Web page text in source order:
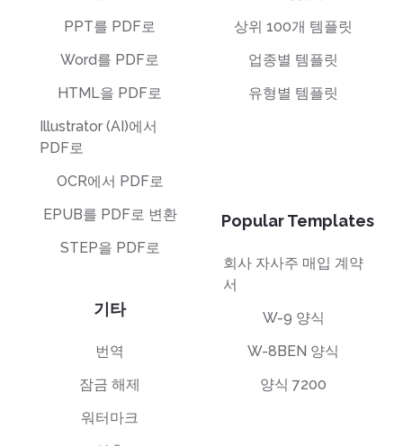
PPT를 PDF로
Word를 PDF로
HTML을 PDF로
Illustrator (AI)에서
PDF로
OCR에서 PDF로
EPUB를 PDF로 변환
STEP을 PDF로
기타
번역
잠금 해제
워터마크
상위 100개 템플릿
업종별 템플릿
유형별 템플릿
Popular Templates
회사 자사주 매입 계약
서
W-9 양식
W-8BEN 양식
양식 7200